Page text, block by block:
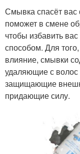
Смывка спасёт вас
поможет в смене
чтобы избавить
способом. Для
влияние, смывки
удаляющие с волос
защищающие
придающие силу.